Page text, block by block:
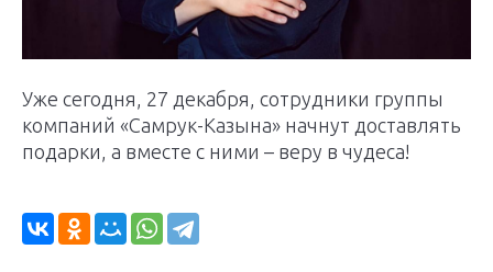
Уже сегодня, 27 декабря, сотрудники группы
компаний «Самрук-Казына» начнут доставлять
подарки, а вместе с ними – веру в чудеса!